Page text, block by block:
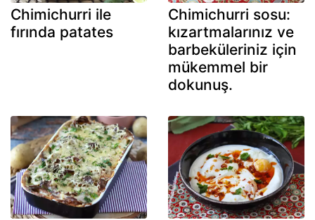
Chimichurri ile
fırında patates
Chimichurri sosu:
kızartmalarınız ve
barbeküleriniz için
mükemmel bir
dokunuş.